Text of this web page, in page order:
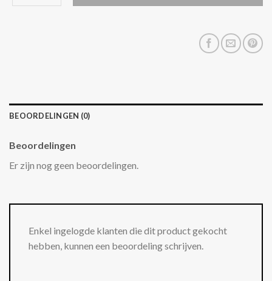
BEOORDELINGEN (0)
Beoordelingen
Er zijn nog geen beoordelingen.
Enkel ingelogde klanten die dit product gekocht
hebben, kunnen een beoordeling schrijven.